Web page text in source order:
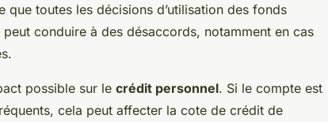
que toutes les décisions d’utilisation des fonds
conduire à des désaccords, notamment en cas
possible sur le crédit personnel. Si le compte est
cela peut affecter la cote de crédit de